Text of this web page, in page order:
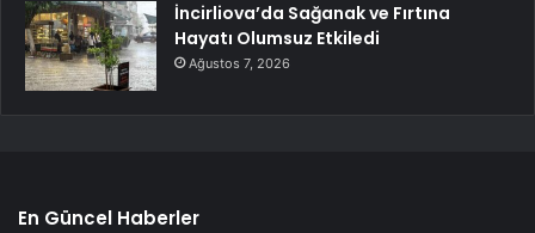
İncirliova’da Sağanak ve Fırtına
Hayatı Olumsuz Etkiledi
Ağustos 7, 2026
En Güncel Haberler